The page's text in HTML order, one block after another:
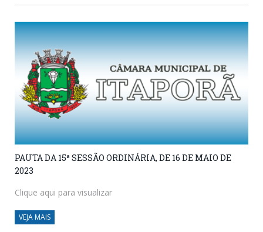
PAUTA DA 15ª SESSÃO ORDINÁRIA, DE 16 DE MAIO DE
2023
Clique aqui para visualizar
VEJA MAIS